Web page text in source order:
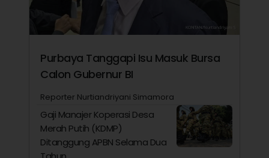
Purbaya Tanggapi Isu Masuk Bursa
Calon Gubernur BI
Reporter Nurtiandriyani Simamora
Gaji Manajer Koperasi Desa
Merah Putih (KDMP)
Ditanggung APBN Selama Dua